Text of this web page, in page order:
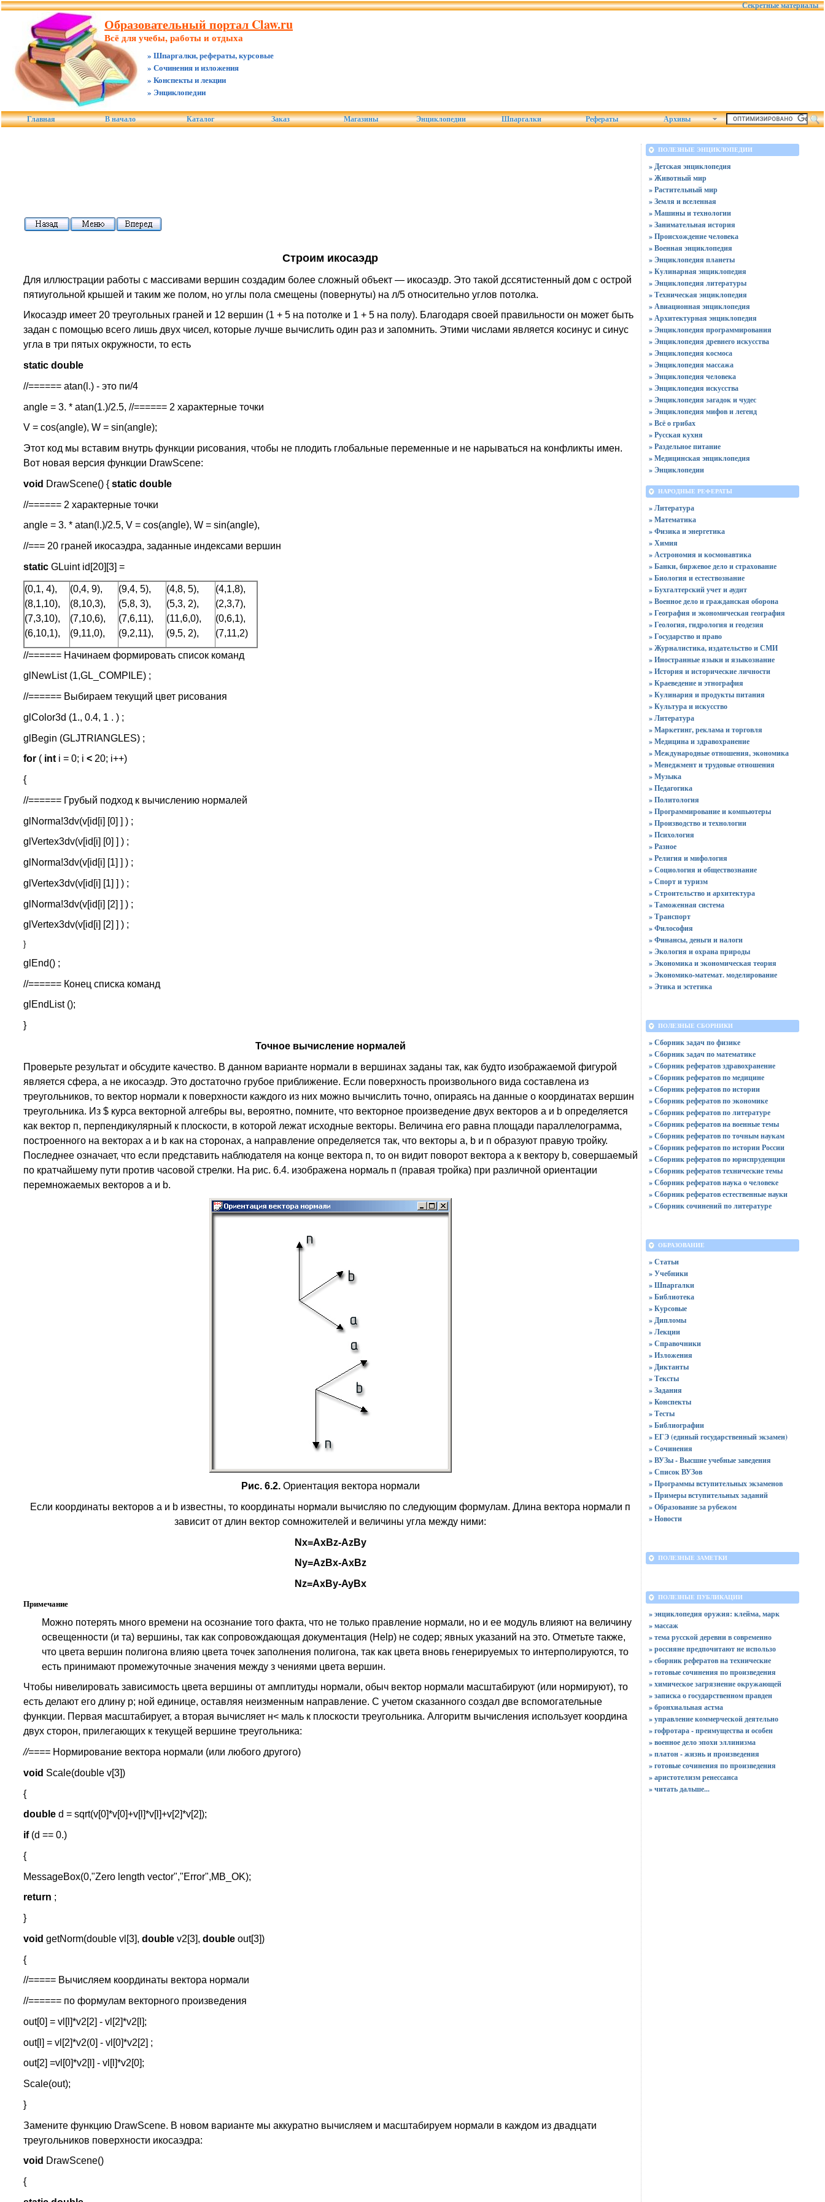
Секретные материалы
Образовательный портал Claw.ru
Всё для учебы, работы и отдыха
» Шпаргалки, рефераты, курсовые
» Сочинения и изложения
» Конспекты и лекции
» Энциклопедии
Главная В начало Каталог Заказ Магазины Энциклопедии Шпаргалки Рефераты Архивы
Строим икосаэдр
Для иллюстрации работы с массивами вершин создадим более сложный объект — икосаэдр. Это такой дссятистенный дом с острой
пятиугольной крышей и таким же полом, но углы пола смещены (повернуты) на л/5 относительно углов потолка.
Икосаэдр имеет 20 треугольных граней и 12 вершин (1 + 5 на потолке и 1 + 5 на полу). Благодаря своей правильности он может быть
задан с помощью всего лишь двух чисел, которые лучше вычислить один раз и запомнить. Этими числами является косинус и синус
угла в три пятых окружности, то есть
static double
//====== atan(l.) - это пи/4
angle = 3. * atan(1.)/2.5, //====== 2 характерные точки
V = cos(angle), W = sin(angle);
Этот код мы вставим внутрь функции рисования, чтобы не плодить глобальные переменные и не нарываться на конфликты имен.
Вот новая версия функции DrawScene:
void DrawScene() { static double
//====== 2 характерные точки
angle = 3. * atan(l.)/2.5, V = cos(angle), W = sin(angle),
//=== 20 граней икосаэдра, заданные индексами вершин
static GLuint id[20][3] =
(0,1, 4),
(8,1,10),
(7,3,10),
(6,10,1),
(0,4, 9),
(8,10,3),
(7,10,6),
(9,11,0),
(9,4, 5),
(5,8, 3),
(7,6,11),
(9,2,11),
(4,8, 5),
(5,3, 2),
(11,6,0),
(9,5, 2),
(4,1,8),
(2,3,7),
(0,6,1),
(7,11,2)
//====== Начинаем формировать список команд
glNewList (1,GL_COMPILE) ;
//====== Выбираем текущий цвет рисования
glColor3d (1., 0.4, 1 . ) ;
glBegin (GLJTRIANGLES) ;
for ( int i = 0; i < 20; i++)
{
//====== Грубый подход к вычислению нормалей
glNorma!3dv(v[id[i] [0] ] ) ;
glVertex3dv(v[id[i] [0] ] ) ;
glNorma!3dv(v[id[i] [1] ] ) ;
glVertex3dv(v[id[i] [1] ] ) ;
glNorma!3dv(v[id[i] [2] ] ) ;
glVertex3dv(v[id[i] [2] ] ) ;
}
glEnd() ;
//====== Конец списка команд
glEndList ();
}
Точное вычисление нормалей
Проверьте результат и обсудите качество. В данном варианте нормали в вершинах заданы так, как будто изображаемой фигурой
является сфера, а не икосаэдр. Это достаточно грубое приближение. Если поверхность произвольного вида составлена из
треугольников, то вектор нормали к поверхности каждого из них можно вычислить точно, опираясь на данные о координатах вершин
треугольника. Из $ курса векторной алгебры вы, вероятно, помните, что векторное произведение двух векторов а и b определяется
как вектор п, перпендикулярный к плоскости, в которой лежат исходные векторы. Величина его равна площади параллелограмма,
построенного на векторах а и b как на сторонах, а направление определяется так, что векторы a, b и п образуют правую тройку.
Последнее означает, что если представить наблюдателя на конце вектора п, то он видит поворот вектора а к вектору b, совершаемый
по кратчайшему пути против часовой стрелки. На рис. 6.4. изображена нормаль п (правая тройка) при различной ориентации
перемножаемых векторов а и b.
Рис. 6.2. Ориентация вектора нормали
Если координаты векторов а и b известны, то координаты нормали вычисляю по следующим формулам. Длина вектора нормали п
зависит от длин вектор сомножителей и величины угла между ними:
Nx=AxBz-AzBy
Ny=AzBx-AxBz
Nz=AxBy-AyBx
Примечание
Можно потерять много времени на осознание того факта, что не только правление нормали, но и ее модуль влияют на величину
освещенности (и та) вершины, так как сопровождающая документация (Help) не содер; явных указаний на это. Отметьте также,
что цвета вершин полигона влияю цвета точек заполнения полигона, так как цвета вновь генерируемых то интерполируются, то
есть принимают промежуточные значения между з чениями цвета вершин.
Чтобы нивелировать зависимость цвета вершины от амплитуды нормали, обыч вектор нормали масштабируют (или нормируют), то
есть делают его длину р; ной единице, оставляя неизменным направление. С учетом сказанного создал две вспомогательные
функции. Первая масштабирует, а вторая вычисляет н< маль к плоскости треугольника. Алгоритм вычисления использует координа
двух сторон, прилегающих к текущей вершине треугольника:
//==== Нормирование вектора нормали (или любого другого)
void Scale(double v[3])
{
double d = sqrt(v[0]*v[0]+v[l]*v[l]+v[2]*v[2]);
if (d == 0.)
{
MessageBox(0,"Zero length vector","Error",MB_OK);
return ;
}
void getNorm(double vl[3], double v2[3], double out[3])
{
//===== Вычисляем координаты вектора нормали
//====== по формулам векторного произведения
out[0] = vl[l]*v2[2] - vl[2]*v2[l];
out[l] = vl[2]*v2(0] - vl[0]*v2[2] ;
out[2] =vl[0]*v2[l] - vl[l]*v2[0];
Scale(out);
}
Замените функцию DrawScene. В новом варианте мы аккуратно вычисляем и масштабируем нормали в каждом из двадцати
треугольников поверхности икосаэдра:
void DrawScene()
{
ПОЛЕЗНЫЕ ЭНЦИКЛОПЕДИИ
» Детская энциклопедия
» Животный мир
» Растительный мир
» Земля и вселенная
» Машины и технологии
» Занимательная история
» Происхождение человека
» Военная энциклопедия
» Энциклопедия планеты
» Кулинарная энциклопедия
» Энциклопедия литературы
» Техническая энциклопедия
» Авиационная энциклопедия
» Архитектурная энциклопедия
» Энциклопедия программирования
» Энциклопедия древнего искусства
» Энциклопедия космоса
» Энциклопедия массажа
» Энциклопедия человека
» Энциклопедия искусства
» Энциклопедия загадок и чудес
» Энциклопедия мифов и легенд
» Всё о грибах
» Русская кухня
» Раздельное питание
» Медицинская энциклопедия
» Энциклопедии
НАРОДНЫЕ РЕФЕРАТЫ
» Литература
» Математика
» Физика и энергетика
» Химия
» Астрономия и космонавтика
» Банки, биржевое дело и страхование
» Биология и естествознание
» Бухгалтерский учет и аудит
» Военное дело и гражданская оборона
» География и экономическая география
» Геология, гидрология и геодезия
» Государство и право
» Журналистика, издательство и СМИ
» Иностранные языки и языкознание
» История и исторические личности
» Краеведение и этнография
» Кулинария и продукты питания
» Культура и искусство
» Литература
» Маркетинг, реклама и торговля
» Медицина и здравохранение
» Международные отношения, экономика
» Менеджмент и трудовые отношения
» Музыка
» Педагогика
» Политология
» Программирование и компьютеры
» Производство и технологии
» Психология
» Разное
» Религия и мифология
» Социология и обществознание
» Спорт и туризм
» Строительство и архитектура
» Таможенная система
» Транспорт
» Философия
» Финансы, деньги и налоги
» Экология и охрана природы
» Экономика и экономическая теория
» Экономико-математ. моделирование
» Этика и эстетика
ПОЛЕЗНЫЕ СБОРНИКИ
» Сборник задач по физике
» Сборник задач по математике
» Сборник рефератов здравохранение
» Сборник рефератов по медицине
» Сборник рефератов по истории
» Сборник рефератов по экономике
» Сборник рефератов по литературе
» Сборник рефератов на военные темы
» Сборник рефератов по точным наукам
» Сборник рефератов по истории России
» Сборник рефератов по юриспруденции
» Сборник рефератов технические темы
» Сборник рефератов наука о человеке
» Сборник рефератов естественные науки
» Сборник сочинений по литературе
ОБРАЗОВАНИЕ
» Статьи
» Учебники
» Шпаргалки
» Библиотека
» Курсовые
» Дипломы
» Лекции
» Справочники
» Изложения
» Диктанты
» Тексты
» Задания
» Конспекты
» Тесты
» Библиографии
» ЕГЭ (единый государственный экзамен)
» Сочинения
» ВУЗы - Высшие учебные заведения
» Список ВУЗов
» Программы вступительных экзаменов
» Примеры вступительных заданий
» Образование за рубежом
» Новости
ПОЛЕЗНЫЕ ЗАМЕТКИ
ПОЛЕЗНЫЕ ПУБЛИКАЦИИ
» энциклопедия оружия: клейма, марк
» массаж
» тема русской деревни в современно
» россияне предпочитают не использо
» сборник рефератов на технические
» готовые сочинения по произведения
» химическое загрязнение окружающей
» записка о государственном правден
» бронхиальная астма
» управление коммерческой деятельно
» гофротара - преимущества и особен
» военное дело эпохи эллинизма
» платон - жизнь и произведения
» готовые сочинения по произведения
» аристотелизм ренессанса
»читать дальше...